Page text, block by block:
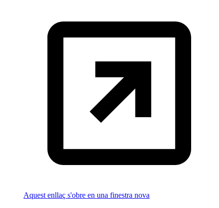
Aquest enllaç s'obre en una finestra nova